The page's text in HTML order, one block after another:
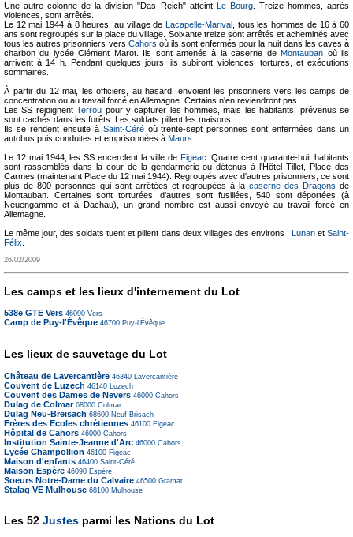
Une autre colonne de la division "Das Reich" atteint Le Bourg. Treize hommes, après
violences, sont arrêtés.
Le 12 mai 1944 à 8 heures, au village deLacapelle-Marival , tous les hommes de 16 à 60
ans sont regroupés sur la place du village. Soixante treize sont arrêtés et acheminés avec
tous les autres prisonniers vers Cahors où ils sont enfermés pour la nuit dans les caves à
charbon du lycée Clément Marot. Ils sont amenés à la caserne deMontauban où ils
arrivent à 14 h. Pendant quelques jours, ils subiront violences, tortures, et exécutions
sommaires.
À partir du 12 mai, les officiers, au hasard, envoient les prisonniers vers les camps de
concentration ou au travail forcé en Allemagne. Certains n'en reviendront pas.
Les SS rejoignentTerrou pour y capturer les hommes, mais les habitants, prévenus se
sont cachés dans les forêts. Les soldats pillent les maisons.
Ils se rendent ensuite à Saint-Céréoù trente-sept personnes sont enfermées dans un
autobus puis conduites et emprisonnées à Maurs
Le 12 mai 1944, les SS encerclent la ville de Figeac . Quatre cent quarante-huit habitants
sont rassemblés dans la cour de la gendarmerie ou détenus à l'Hôtel Tillet, Place des
Carmes (maintenant Place du 12 mai 1944). Regroupés avec d'autres prisonniers, ce sont
plus de 800 personnes qui sont arrêtées et regroupées à lacaserne des Dragons de
Montauban. Certaines sont torturées, d'autres sont fusillées, 540 sont déportées (à
Neuengamme et à Dachau), un grand nombre est aussi envoyé au travail forcé en
Allemagne.
Le même jour, des soldats tuent et pillent dans deux villages des environs : Lunanet Saint-
Félix
26/02/2009
Les camps et les lieux d'internement du Lot
538e GTE Vers 46090 Vers
Camp de Puy-l'Évêque 46700 Puy-l'Évêque
Les lieux de sauvetage du Lot
Château de Lavercantière 46340 Lavercantière
Couvent de Luzech 46140 Luzech
Couvent des Dames de Nevers 46000 Cahors
Dulag de Colmar 68000 Colmar
Dulag Neu-Breisach 68600 Neuf-Brisach
Frères des Ecoles chrétiennes 46100 Figeac
Hôpital de Cahors 46000 Cahors
Institution Sainte-Jeanne d'Arc 46000 Cahors
Lycée Champollion 46100 Figeac
Maison d'enfants 46400 Saint-Céré
Maison Espère 46090 Espère
Soeurs Notre-Dame du Calvaire 46500 Gramat
Stalag VE Mulhouse 68100 Mulhouse
Les 52 Justes parmi les Nations du Lot